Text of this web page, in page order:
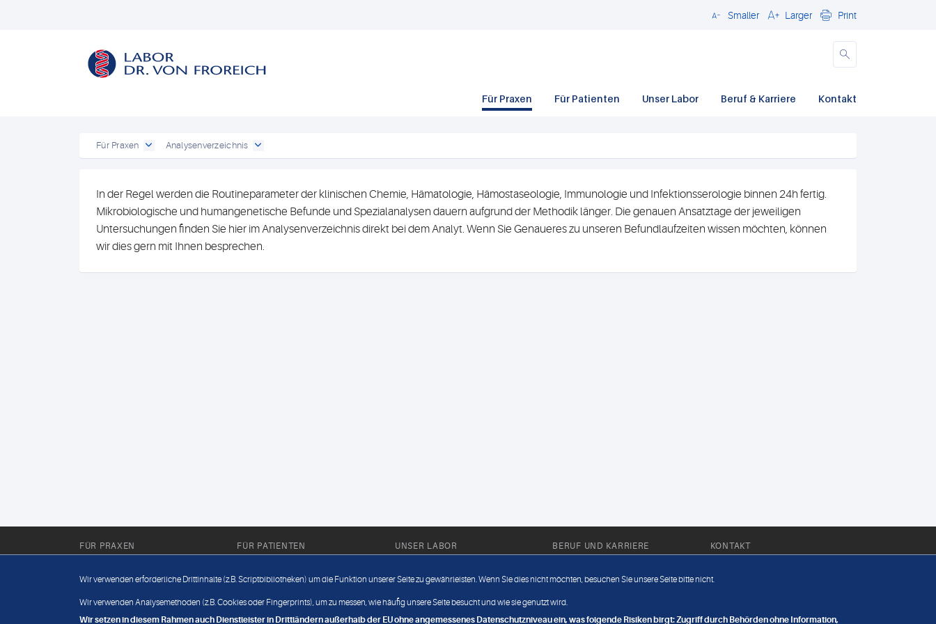
CloseSmaller Larger Print
Für Praxen Für Patienten Unser Labor Beruf & Karriere Kontakt
Für Praxen Analysenverzeichnis
In der Regel werden die Routineparameter der klinischen Chemie, Hämatologie, Hämostaseologie, Immunologie und Infektionsserologie binnen 24h fertig.
Mikrobiologische und humangenetische Befunde und Spezialanalysen dauern aufgrund der Methodik länger. Die genauen Ansatztage der jeweiligen
Untersuchungen finden Sie hier im Analysenverzeichnis direkt bei dem Analyt. Wenn Sie Genaueres zu unseren Befundlaufzeiten wissen möchten, können
wir dies gern mit Ihnen besprechen.
FÜR PRAXEN FÜR PATIENTEN UNSER LABOR
Außendienst
BERUF UND KARRIERE
Jobangebote
KONTAKT
Datenschutz
Wir verwenden erforderliche Drittinhalte (z.B. Scriptbibliotheken) um die Funktion unserer Seite zu gewährleisten. Wenn Sie dies nicht möchten, besuchen Sie unsere Seite bitte nicht.
Wir verwenden Analysemethoden (z.B. Cookies oder Fingerprints), um zu messen, wie häufig unsere Seite besucht und wie sie genutzt wird.
Wir setzen in diesem Rahmen auch Dienstleister in Drittländern außerhalb der EU ohne angemessenes Datenschutzniveau ein, was folgende Risiken birgt: Zugriff durch Behörden ohne Information,